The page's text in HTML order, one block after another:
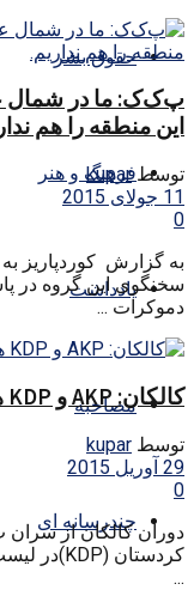
حقوق بشر
فرهنگ و هنر
یادداشت
مصاحبه
چندرسانه ای
پ‌ک‌ک: ما در شمال
این منطقه را هم
توسط kupar
11 جولای 2015
0
به گزارش کوردپاریز
سخنگوی این گروه در
دموکرات ...
کالکان: AKP و KDP هم‌پیمان انتخابات هستند.
توسط kupar
29 آوریل 2015
0
دوران کالکان از
...